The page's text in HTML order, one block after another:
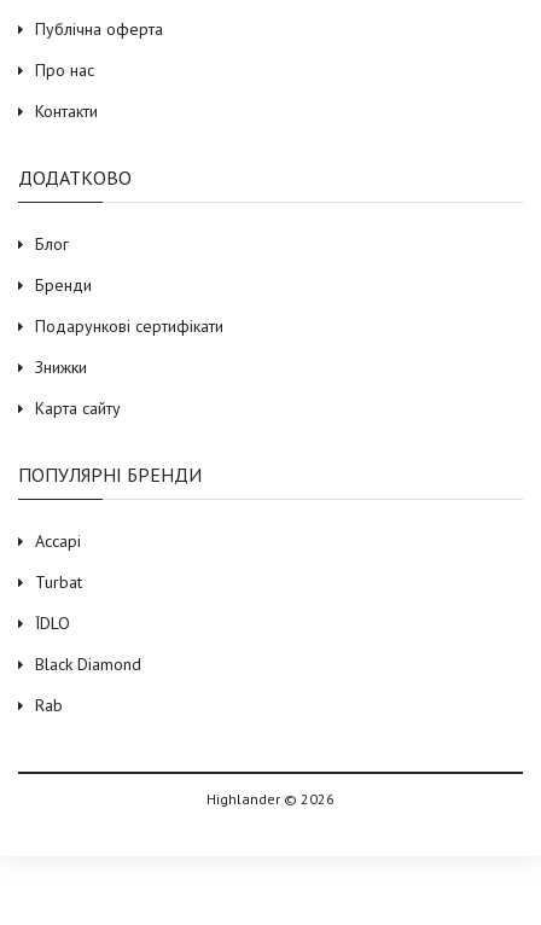
Публічна оферта
Про нас
Контакти
ДОДАТКОВО
Блог
Бренди
Подарункові сертифікати
Знижки
Карта сайту
ПОПУЛЯРНІ БРЕНДИ
Accapi
Turbat
ЇDLO
Black Diamond
Rab
Highlander © 2026